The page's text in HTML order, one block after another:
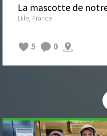
La mascotte de
Lille, France
5 0